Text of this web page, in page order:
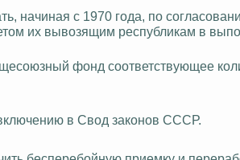
начиная с 1970 года, по
их вывозящим республикам в
фонд соответствующее
в Свод законов СССР.